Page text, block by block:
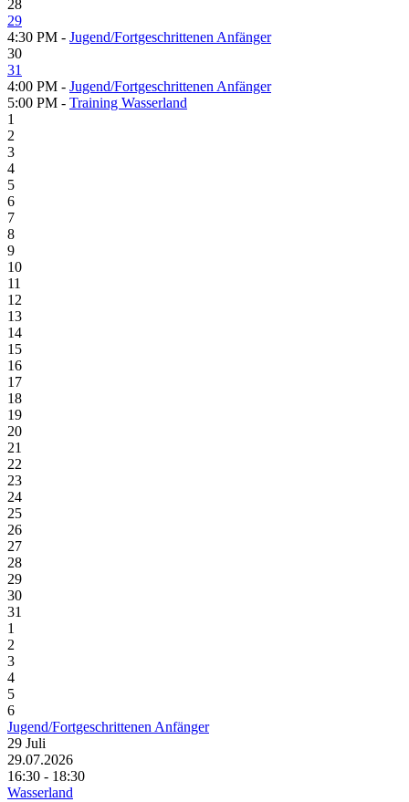
28
29
4:30 PM - Jugend/Fortgeschrittenen Anfänger
30
31
4:00 PM - Jugend/Fortgeschrittenen Anfänger
5:00 PM - Training Wasserland
1
2
3
4
5
6
7
8
9
10
11
12
13
14
15
16
17
18
19
20
21
22
23
24
25
26
27
28
29
30
31
1
2
3
4
5
6
Jugend/Fortgeschrittenen Anfänger
29 Juli
29.07.2026
16:30 - 18:30
Wasserland